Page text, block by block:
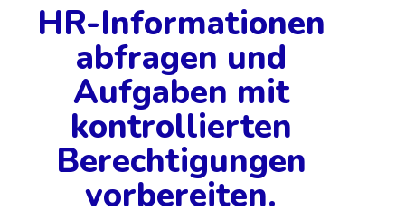
HR-Informationen
abfragen und
Aufgaben mit
kontrollierten
Berechtigungen
vorbereiten.